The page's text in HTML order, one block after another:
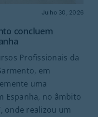
Julho 30, 2026
concluem
Profissionais da
em
uma
Espanha, no âmbito
onde realizou um